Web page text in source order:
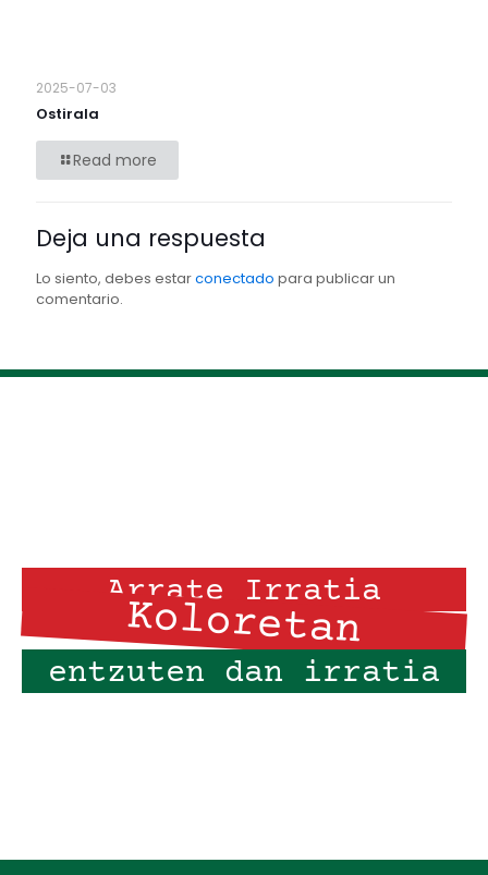
2025-07-03
Ostirala
Read more
Deja una respuesta
Lo siento, debes estarconectado para publicar un
comentario.
Arrate Irratia
Koloretan
entzuten dan irratia